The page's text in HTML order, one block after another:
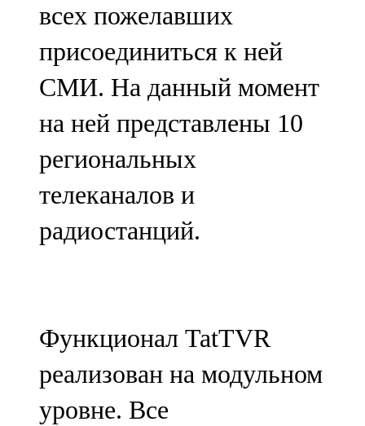
всех пожелавших
присоединиться к ней
СМИ. На данный момент
на ней представлены 10
региональных
телеканалов и
радиостанций.
Функционал TatTVR
реализован на модульном
уровне. Все